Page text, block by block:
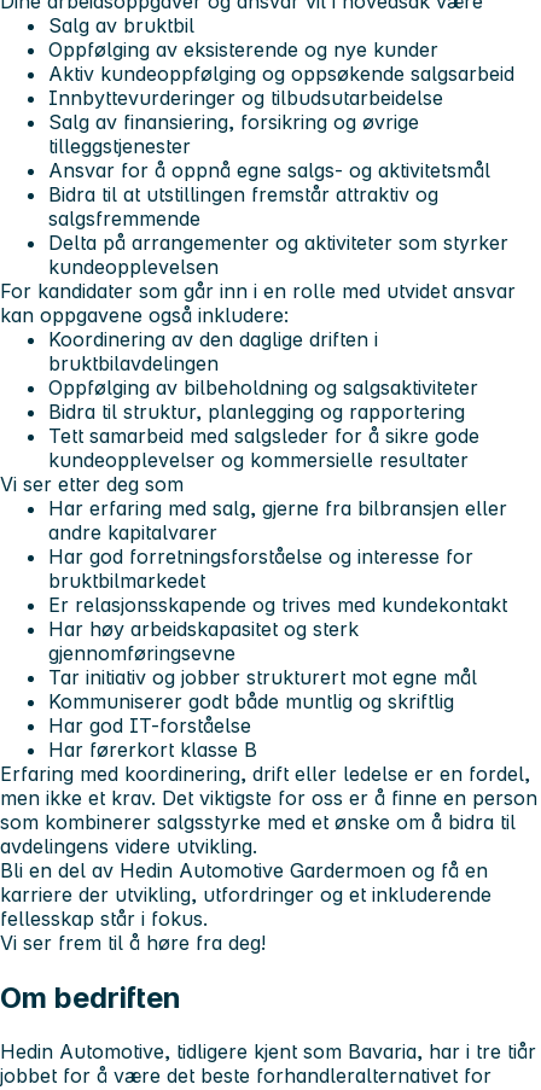
Salg av bruktbil
Oppfølging av eksisterende og nye kunder
Aktiv kundeoppfølging og oppsøkende salgsarbeid
Innbyttevurderinger og tilbudsutarbeidelse
Salg av finansiering, forsikring og øvrige
tilleggstjenester
Ansvar for å oppnå egne salgs- og aktivitetsmål
Bidra til at utstillingen fremstår attraktiv og
salgsfremmende
Delta på arrangementer og aktiviteter som styrker
kundeopplevelsen
For kandidater som går inn i en rolle med utvidet ansvar
kan oppgavene også inkludere:
Koordinering av den daglige driften i
bruktbilavdelingen
Oppfølging av bilbeholdning og salgsaktiviteter
Bidra til struktur, planlegging og rapportering
Tett samarbeid med salgsleder for å sikre gode
kundeopplevelser og kommersielle resultater
Vi ser etter deg som
Har erfaring med salg, gjerne fra bilbransjen eller
andre kapitalvarer
Har god forretningsforståelse og interesse for
bruktbilmarkedet
Er relasjonsskapende og trives med kundekontakt
Har høy arbeidskapasitet og sterk
gjennomføringsevne
Tar initiativ og jobber strukturert mot egne mål
Kommuniserer godt både muntlig og skriftlig
Har god IT-forståelse
Har førerkort klasse B
Erfaring med koordinering, drift eller ledelse er en fordel,
men ikke et krav. Det viktigste for oss er å finne en person
som kombinerer salgsstyrke med et ønske om å bidra til
avdelingens videre utvikling.
Bli en del av Hedin Automotive Gardermoen og få en
karriere der utvikling, utfordringer og et inkluderende
fellesskap står i fokus.
Vi ser frem til å høre fra deg!
Om bedriften
Hedin Automotive, tidligere kjent som Bavaria, har i tre tiår
jobbet for å være det beste forhandleralternativet for